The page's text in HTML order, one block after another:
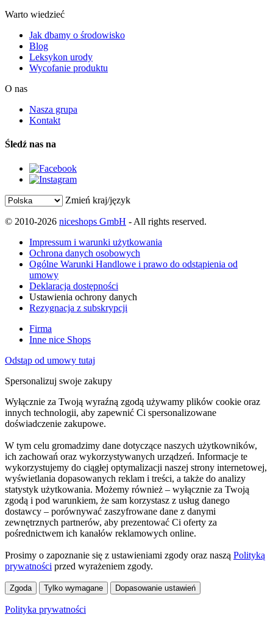
Warto wiedzieć
Jak dbamy o środowisko
Blog
Leksykon urody
Wycofanie produktu
O nas
Nasza grupa
Kontakt
Śledź nas na
Zmień kraj/język
© 2010-2026 niceshops GmbH - All rights reserved.
Impressum i warunki użytkowania
Ochrona danych osobowych
Ogólne Warunki Handlowe i prawo do odstąpienia od
umowy
Deklaracja dostępności
Ustawienia ochrony danych
Rezygnacja z subskrypcji
Firma
Inne nice Shops
Odstąp od umowy tutaj
Spersonalizuj swoje zakupy
Wyłącznie za Twoją wyraźną zgodą używamy plików cookie oraz
innych technologii, aby zapewnić Ci spersonalizowane
doświadczenie zakupowe.
W tym celu gromadzimy dane dotyczące naszych użytkowników,
ich zachowań oraz wykorzystywanych urządzeń. Informacje te
wykorzystujemy do ciągłej optymalizacji naszej strony internetowej,
wyświetlania dopasowanych reklam i treści, a także do analizy
statystyk użytkowania. Możemy również – wyłącznie za Twoją
zgodą i pod warunkiem, że sam korzystasz z usług danego
dostawcy – porównywać zaszyfrowane dane z danymi
zewnętrznych partnerów, aby prezentować Ci oferty za
pośrednictwem ich kanałów reklamowych online.
Prosimy o zapoznanie się z ustawieniami zgody oraz naszą Polityką
prywatności przed wyrażeniem zgody.
Zgoda Tylko wymagane Dopasowanie ustawień
Polityka prywatności